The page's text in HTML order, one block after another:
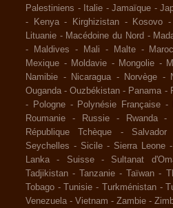
Palestiniens - Italie - Jamaïque -
-
Kenya - Kirghizistan - Kosovo -
Lituanie - Macédoine du Nord -
-
Maldives - Mali - Malte - Maroc
Mexique - Moldavie - Mongolie -
Namibie - Nicaragua - Norvège -
Ouganda -Ouzbékistan - Panama -
-
Pologne - Polynésie Française -
Roumanie
- Russie - Rwanda -
République Tchèque
- Salvador
Seychelles - Sicile - Sierra Leone -
Lanka
- Suisse - Sultanat
Tadjikistan -Tanzanie -Taïwan -
Tobago -Tunisie - Turkménistan -
Venezuela - Vietnam - Zambie -